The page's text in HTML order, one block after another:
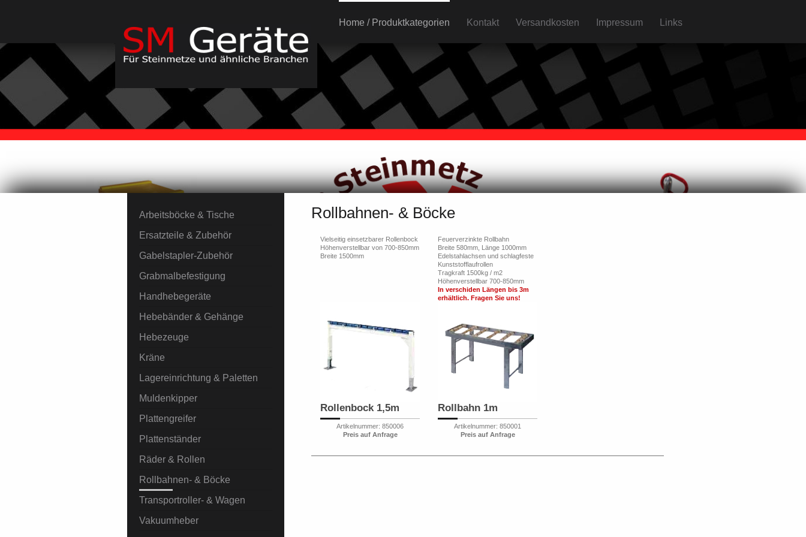
Home / Produktkategorien Kontakt Versandkosten Impressum Links
Rollbahnen- & Böcke
Vielseitig einsetzbarer Rollenbock
Höhenverstellbar von 700-850mm
Breite 1500mm
Rollenbock 1,5m
Artikelnummer: 850006
Preis auf Anfrage
Feuerverzinkte Rollbahn
Breite 580mm, Länge 1000mm
Edelstahlachsen und schlagfeste
Kunststofflaufrollen
Tragkraft 1500kg / m2
Höhenverstellbar 700-850mm
In verschiden Längen bis 3m
erhältlich. Fragen Sie uns!
Rollbahn 1m
Artikelnummer: 850001
Preis auf Anfrage
Arbeitsböcke & Tische
Ersatzteile & Zubehör
Gabelstapler-Zubehör
Grabmalbefestigung
Handhebegeräte
Hebebänder & Gehänge
Hebezeuge
Kräne
Lagereinrichtung & Paletten
Muldenkipper
Plattengreifer
Plattenständer
Räder & Rollen
Rollbahnen- & Böcke
Transportroller- & Wagen
Vakuumheber